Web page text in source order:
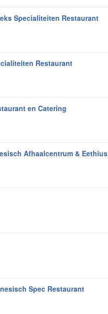
Specialiteiten Restaurant
Restaurant
en Catering
Afhaalcentrum & Eethius
Spec Restaurant